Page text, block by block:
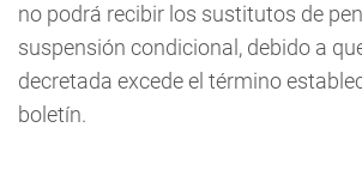
no podrá recibir los sustitutos de
suspensión condicional, debido a
decretada excede el término
boletín.